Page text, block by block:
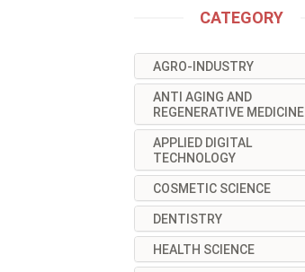
CATEGORY
AGRO-INDUSTRY
ANTI AGING AND
REGENERATIVE MEDICINE
APPLIED DIGITAL
TECHNOLOGY
COSMETIC SCIENCE
DENTISTRY
HEALTH SCIENCE